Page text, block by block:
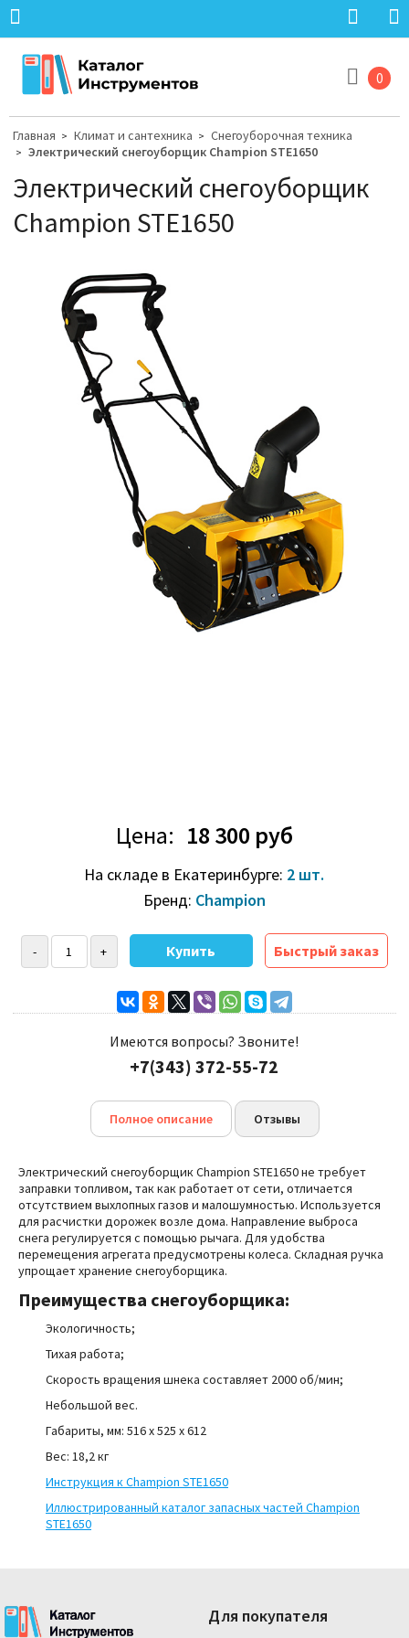
0
Главная > Климат и сантехника > Снегоуборочная техника
> Электрический снегоуборщик Champion STE1650
Электрический снегоуборщик
Champion STE1650
Цена: 18 300 руб
На складе в Екатеринбурге: 2 шт.
Бренд: Champion
Быстрый заказ
Имеются вопросы? Звоните!
+7(343) 372-55-72
Полное описание Отзывы
Электрический снегоуборщик Champion STE1650 не требует
заправки топливом, так как работает от сети, отличается
отсутствием выхлопных газов и малошумностью. Используется
для расчистки дорожек возле дома. Направление выброса
снега регулируется с помощью рычага. Для удобства
перемещения агрегата предусмотрены колеса. Складная ручка
упрощает хранение снегоуборщика.
Преимущества снегоуборщика:
Экологичность;
Тихая работа;
Скорость вращения шнека составляет 2000 об/мин;
Небольшой вес.
Габариты, мм: 516 x 525 x 612
Вес: 18,2 кг
Инструкция кChampion STE1650
Иллюстрированный каталог запасных частей Champion
STE1650
Для покупателя